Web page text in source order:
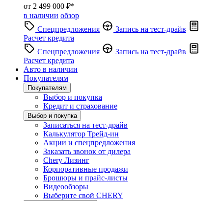
от 2 499 000 ₽*
в наличии обзор
Спецпредложения
Запись на тест-драйв
Расчет кредита
Спецпредложения
Запись на тест-драйв
Расчет кредита
Авто в наличии
Покупателям
Покупателям
Выбор и покупка
Кредит и страхование
Выбор и покупка
Записаться на тест-драйв
Калькулятор Трейд-ин
Акции и спецпредложения
Заказать звонок от дилера
Chery Лизинг
Корпоративные продажи
Брошюры и прайс-листы
Видеообзоры
Выберите свой CHERY